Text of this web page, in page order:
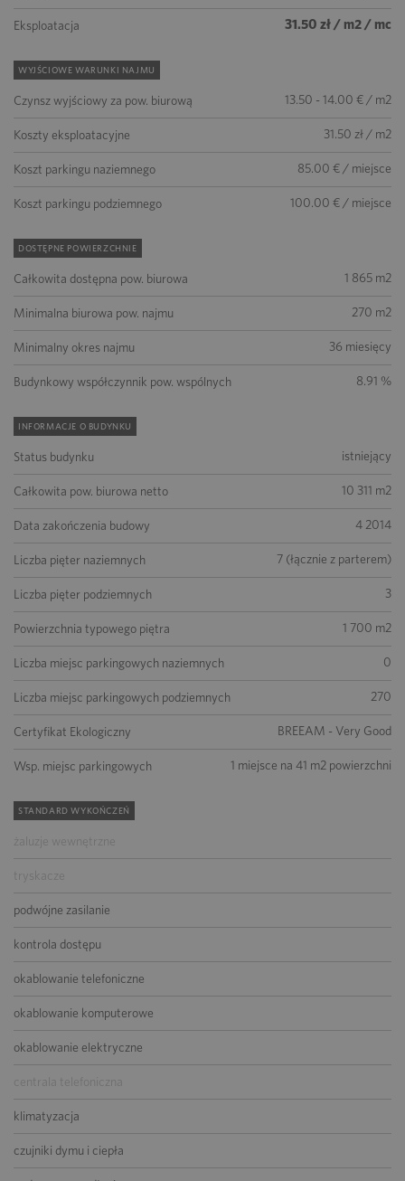
Eksploatacja 31.50 zł / m2 / mc
WYJŚCIOWE WARUNKI NAJMU
Czynsz wyjściowy za pow. biurową 13.50 - 14.00 € / m2
Koszty eksploatacyjne 31.50 zł / m2
Koszt parkingu naziemnego 85.00 € / miejsce
Koszt parkingu podziemnego 100.00 € / miejsce
DOSTĘPNE POWIERZCHNIE
Całkowita dostępna pow. biurowa 1 865 m2
Minimalna biurowa pow. najmu 270 m2
Minimalny okres najmu 36 miesięcy
Budynkowy współczynnik pow. wspólnych 8.91 %
INFORMACJE O BUDYNKU
Status budynku istniejący
Całkowita pow. biurowa netto 10 311 m2
Data zakończenia budowy 4 2014
Liczba pięter naziemnych 7 (łącznie z parterem)
Liczba pięter podziemnych 3
Powierzchnia typowego piętra 1 700 m2
Liczba miejsc parkingowych naziemnych 0
Liczba miejsc parkingowych podziemnych 270
Certyfikat Ekologiczny BREEAM - Very Good
Wsp. miejsc parkingowych 1 miejsce na 41 m2 powierzchni
STANDARD WYKOŃCZEŃ
żaluzje wewnętrzne
tryskacze
podwójne zasilanie
kontrola dostępu
okablowanie telefoniczne
okablowanie komputerowe
okablowanie elektryczne
centrala telefoniczna
klimatyzacja
czujniki dymu i ciepła